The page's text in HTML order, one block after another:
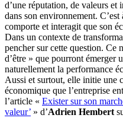
d’une réputation, de valeurs et
dans son environnement.
comporte et interagit que son
Dans un contexte de
pencher sur cette question. Ce
d’être » que pourront émerger
naturellement la performance
Aussi et surtout, elle initie une
économique que l’entreprise
l’article « Exister sur son
valeur’ » d’Adrien Hembert